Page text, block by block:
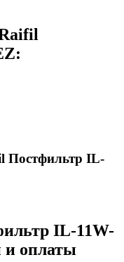
Постфильтр IL-
IL-11W-
и оплаты